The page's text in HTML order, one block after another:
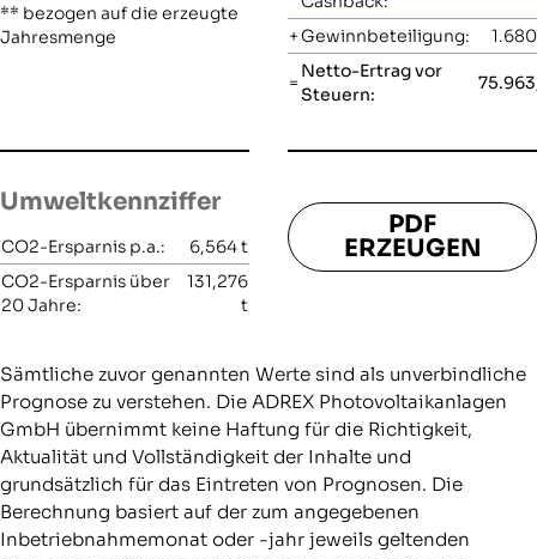
** bezogen auf die erzeugte
Jahresmenge
+Gewinnbeteiligung:
=
Netto-Ertrag vor
Steuern:
Umweltkennziffer
CO2-Ersparnis p.a.: 6,564t
CO2-Ersparnis über
20 Jahre:
131,276
t
PDF
ERZEUGEN
Sämtliche zuvor genannten Werte sind als unverbindliche
Prognose zu verstehen. Die ADREX Photovoltaikanlagen
GmbH übernimmt keine Haftung für die Richtigkeit,
Aktualität und Vollständigkeit der Inhalte und
grundsätzlich für das Eintreten von Prognosen. Die
Berechnung basiert auf der zum angegebenen
Inbetriebnahmemonat oder -jahr jeweils geltenden